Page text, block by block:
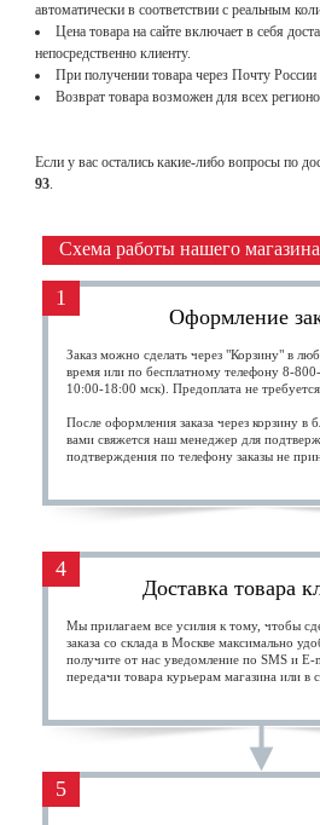
автоматически в соответствии с реальным
Цена товара на сайте включает в себя
непосредственно клиенту.
При получении товара через Почту
Возврат товара возможен для всех
Если у вас остались какие-либо вопросы по
93.
Схема работы нашего магазина
Оформление
Заказ можно сделать через "Корзину" в
время или по бесплатному телефону 8-
10:00-18:00 мск). Предоплата не
После оформления заказа через корзину в
вами свяжется наш менеджер для
подтверждения по телефону заказы не
1
Доставка товара
Мы прилагаем все усилия к тому, чтобы
заказа со склада в Москве максимально
получите от нас уведомление по SMS и E-
передачи товара курьерам магазина или в
4
5